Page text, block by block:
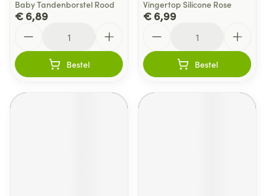
Baby Tandenborstel Rood
€ 6,89
Bestel
Vingertop Silicone Rose
€ 6,99
Bestel